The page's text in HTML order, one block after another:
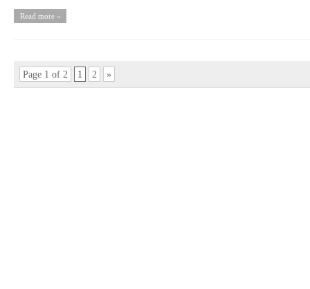
Read more »
Page 1 of 2 1 2 »